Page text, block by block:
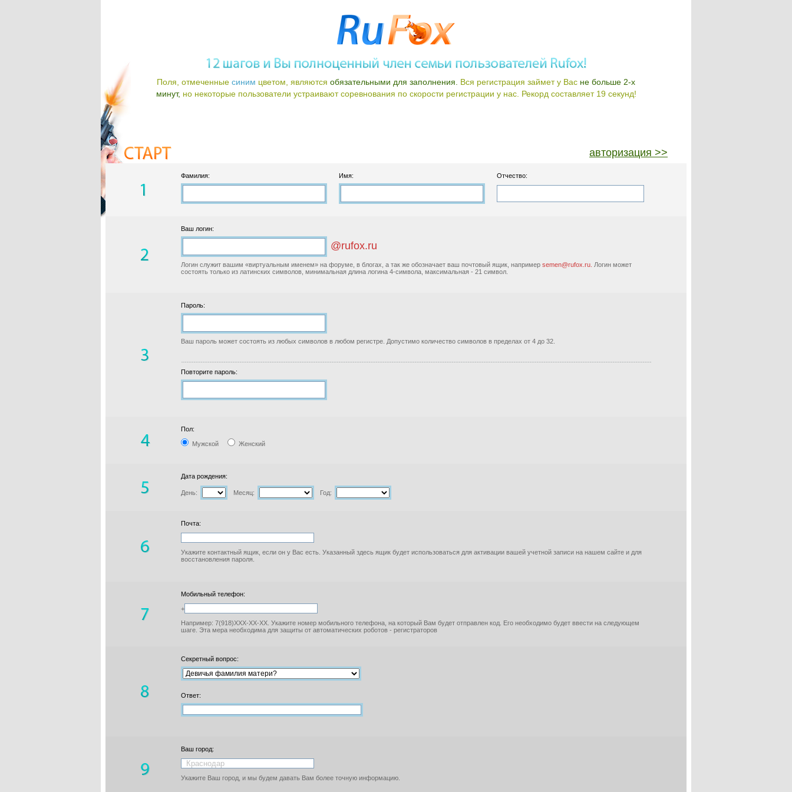
Поля, отмеченные синим цветом, являются обязательными для заполнения. Вся регистрация займет у Вас не больше 2-х
минут, но некоторые пользователи устраивают соревнования по скорости регистрации у нас. Рекорд составляет 19 секунд!
авторизация >>
Фамилия: Имя: Отчество:
Ваш логин:
@rufox.ru
Логин служит вашим «виртуальным именем» на форуме, в блогах, а так же обозначает ваш почтовый ящик, например semen@rufox.ru. Логин может
состоять только из латинских символов, минимальная длина логина 4-символа, максимальная - 21 символ.
Пароль:
Ваш пароль может состоять из любых символов в любом регистре. Допустимо количество символов в пределах от 4 до 32.
Повторите пароль:
Пол:
Мужской Женский
Дата рождения:
День: Месяц: Год:
Почта:
Укажите контактный ящик, если он у Вас есть. Указанный здесь ящик будет использоваться для активации вашей учетной записи на нашем сайте и для
восстановления пароля.
Мобильный телефон:
+
Например: 7(918)XXX-XX-XX. Укажите номер мобильного телефона, на который Вам будет отправлен код. Его необходимо будет ввести на следующем
шаге. Эта мера необходима для защиты от автоматических роботов - регистраторов
Секретный вопрос:
Ответ:
Ваш город:
Укажите Ваш город, и мы будем давать Вам более точную информацию.